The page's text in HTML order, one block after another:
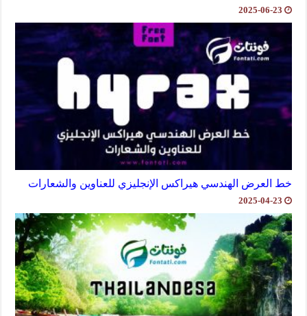
2025-06-23
خط العرض الهندسي هيراكس الإنجليزي للعناوين والشعارات
2025-04-23